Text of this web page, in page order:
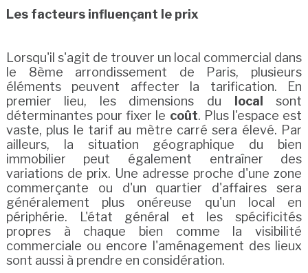
Les facteurs influençant le prix
Lorsqu'il s'agit de trouver un local commercial dans
le 8ème arrondissement de Paris, plusieurs
éléments peuvent affecter la tarification. En
premier lieu, les dimensions du
local
sont
déterminantes pour fixer le coût. Plus l'espace est
vaste, plus le tarif au mètre carré sera élevé. Par
ailleurs, la situation géographique du bien
immobilier peut également entraîner des
variations de prix. Une adresse proche d'une zone
commerçante ou d'un quartier d'affaires sera
généralement plus onéreuse qu'un local en
périphérie. L'état général et les spécificités
propres à chaque bien comme la visibilité
commerciale ou encore l'aménagement des lieux
sont aussi à prendre en considération.